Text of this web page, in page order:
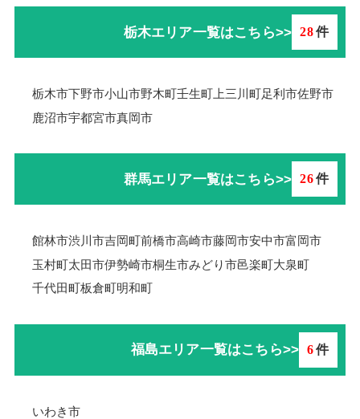
栃木エリア一覧はこちら>> 28件
栃木市下野市小山市野木町壬生町 上三川町足利市佐野市
鹿沼市宇都宮市真岡市
群馬エリア一覧はこちら>> 26件
館林市渋川市吉岡町前橋市高崎市藤岡市安中市富岡市
玉村町太田市伊勢崎市桐生市みどり市邑楽町大泉町
千代田町板倉町明和町
福島エリア一覧はこちら>> 6件
いわき市